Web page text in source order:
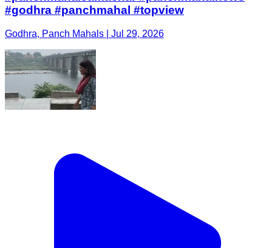
#godhra #panchmahal #topview
Godhra, Panch Mahals | Jul 29, 2026